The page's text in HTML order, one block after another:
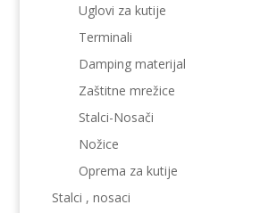
Uglovi za kutije
Terminali
Damping materijal
Zaštitne mrežice
Stalci-Nosači
Nožice
Oprema za kutije
Stalci , nosaci